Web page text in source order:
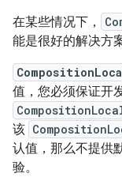
在某些情况下，
能是很好的解决方
值，您必须保证开
该
认值，那么不提供
验。